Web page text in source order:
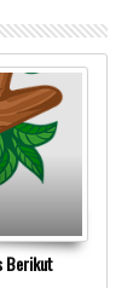
Berikut